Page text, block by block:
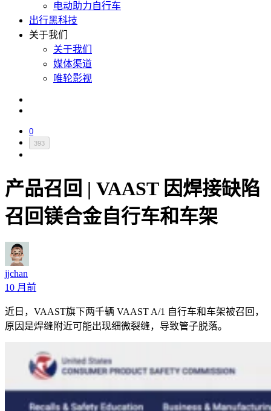
电动助力自行车
出行黑科技
关于我们
关于我们
媒体渠道
唯轮影视
0
393
产品召回 | VAAST 因焊接缺陷
召回镁合金自行车和车架
jjchan
10 月前
近日，VAAST旗下两千辆 VAAST A/1 自行车和车架被召回，
原因是焊缝附近可能出现细微裂缝，导致管子脱落。